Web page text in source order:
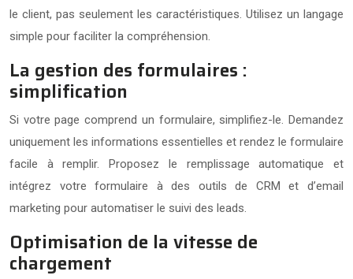
le client, pas seulement les caractéristiques. Utilisez un langage
simple pour faciliter la compréhension.
La gestion des formulaires :
simplification
Si votre page comprend un formulaire, simplifiez-le. Demandez
uniquement les informations essentielles et rendez le formulaire
facile à remplir. Proposez le remplissage automatique et
intégrez votre formulaire à des outils de CRM et d’email
marketing pour automatiser le suivi des leads.
Optimisation de la vitesse de
chargement